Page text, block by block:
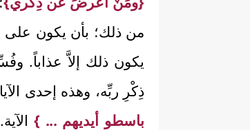
من ذلك؛ بأن يكون على
يكون ذلك إلاَّ عذاباً.
ذِكْرِ ربِّه، وهذه إحدى
باسطو أيديهم ... }